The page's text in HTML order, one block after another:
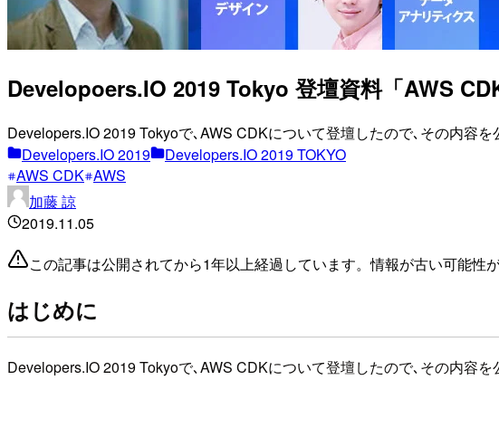
Developoers.IO 2019 Tokyo 登壇資料「AWS
Developers.IO 2019 Tokyoで､AWS CDKについて登壇したので､その内容を
Developers.IO 2019
Developers.IO 2019 TOKYO
AWS CDK AWS
加藤 諒
2019.11.05
この記事は公開されてから1年以上経過しています。情報が古い可能性
はじめに
Developers.IO 2019 Tokyoで､AWS CDKについて登壇したので､その内容を